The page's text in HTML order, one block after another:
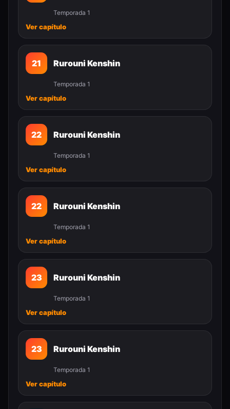
Temporada 1
Ver capítulo
21 Rurouni Kenshin
Temporada 1
Ver capítulo
22 Rurouni Kenshin
Temporada 1
Ver capítulo
22 Rurouni Kenshin
Temporada 1
Ver capítulo
23 Rurouni Kenshin
Temporada 1
Ver capítulo
23 Rurouni Kenshin
Temporada 1
Ver capítulo